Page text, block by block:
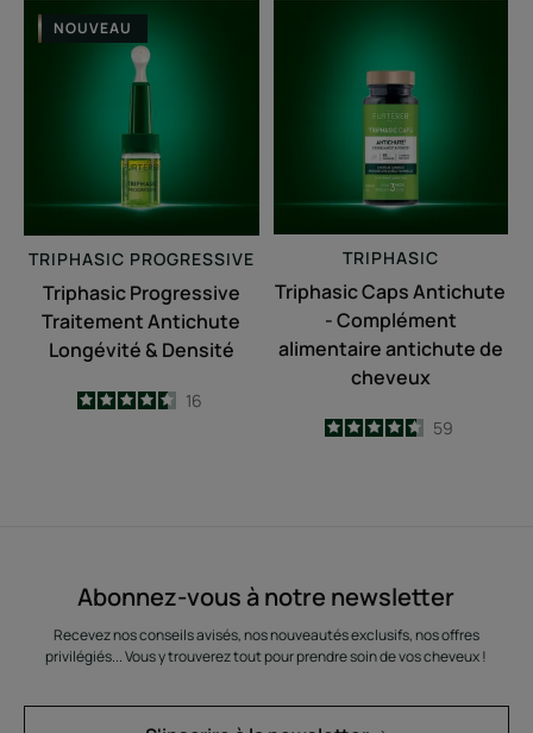
Triphasic
Progressive
Traitement
Antichute
Longévité
&
Densité
NOUVEAU
TRIPHASIC PROGRESSIVE
Triphasic Progressive
Traitement Antichute
Longévité & Densité
4.5
/5
16
Antichute
-
Complément
alimentaire
antichute
de
cheveux
TRIPHASIC
Triphasic Caps Antichute
- Complément
alimentaire antichute de
cheveux
4.6
/5
59
Abonnez-vous à notre newsletter
Recevez nos conseils avisés, nos nouveautés exclusifs, nos offres
privilégiés... Vous y trouverez tout pour prendre soin de vos cheveux !